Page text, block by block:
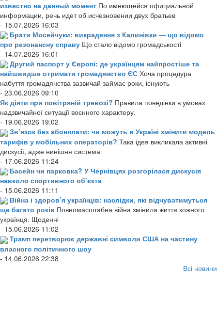
известно на данный момент По имеющейся официальной
информации, речь идет об исчезновении двух братьев
- 15.07.2026 16:03
Брати Мосейчуки: викрадення з Калинівки — що відомо
про резонансну справу Що стало відомо громадськості
- 14.07.2026 16:01
Другий паспорт у Європі: де українцям найпростіше та
найшвидше отримати громадянство ЄС Хоча процедура
набуття громадянства зазвичай займає роки, існують
- 23.06.2026 09:10
Як діяти при повітряній тревозі? Правила поведінки в умовах
надзвичайної ситуації воєнного характеру.
- 19.06.2026 19:02
Зв’язок без абонплати: чи можуть в Україні змінити модель
тарифів у мобільних операторів? Така ідея викликала активні
дискусії, адже нинішня система
- 17.06.2026 11:24
Басейн чи парковка? У Чернівцях розгорілася дискусія
навколо спортивного об’єкта
- 15.06.2026 11:11
Війна і здоров’я українців: наслідки, які відчуватимуться
ще багато років Повномасштабна війна змінила життя кожного
українця. Щоденні
- 15.06.2026 11:02
Трамп перетворює державні символи США на частину
власного політичного шоу
- 14.06.2026 22:38
Всі новини